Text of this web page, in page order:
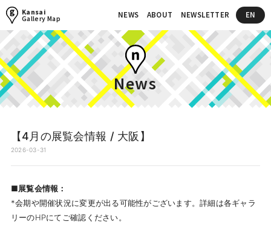
Kansai
Gallery Map NEWS ABOUT NEWSLETTER EN
News
【4月の展覧会情報 / 大阪】
2026-03-31
■展覧会情報：
*会期や開催状況に変更が出る可能性がございます。詳細は各ギャラ
リーのHPにてご確認ください。